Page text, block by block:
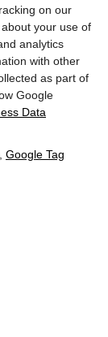
on our
about your use of
analytics
with other
as part of
Google
Data
Google Tag
de luxe | KG
= Studio Tiroler
| SHO =
Studio | FS =